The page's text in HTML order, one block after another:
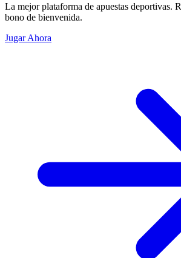
La mejor plataforma de apuestas deportivas.
bono de bienvenida.
Jugar Ahora